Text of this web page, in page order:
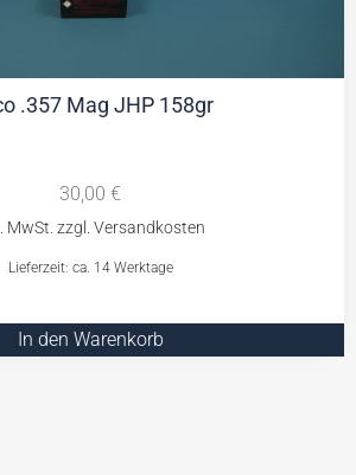
.357 Mag JHP 158gr
30,00 €
Lieferzeit: ca. 14 Werktage
In den Warenkorb